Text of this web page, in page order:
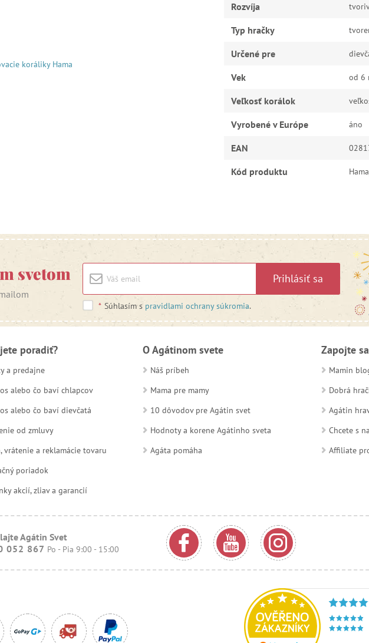
koráliky Hama
Rozvíja
Typ hračky
Určené pre
Vek od 6
Veľkosť korálok
Vyrobené v Európe áno
EAN
Kód produktu
svetom Prihlásiť sa
* Súhlasím s pravidlami ochrany súkromia.
poradiť?
a predajne
alebo čo baví chlapcov
alebo čo baví dievčatá
od zmluvy
vrátenie a reklamácie tovaru
poriadok
akcií, zliav a garancií
O Agátinom svete
Náš príbeh
Mama pre mamy
10 dôvodov pre Agátin svet
Hodnoty a korene Agátinho sveta
Agáta pomáha
Zapojte
Mamin
Dobrá
Agátin
Chcete s
Affiliate
Agátin Svet
052 867 Po - Pia 9:00 - 15:00